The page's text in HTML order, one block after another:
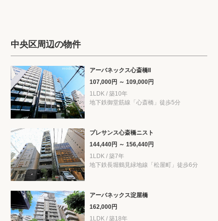
中央区周辺の物件
アーバネックス心斎橋II
107,000円 ～ 109,000円
1LDK / 築10年
地下鉄御堂筋線「心斎橋」徒歩5分
プレサンス心斎橋ニスト
144,440円 ～ 156,440円
1LDK / 築7年
地下鉄長堀鶴見緑地線「松屋町」徒歩6分
アーバネックス淀屋橋
162,000円
1LDK / 築18年